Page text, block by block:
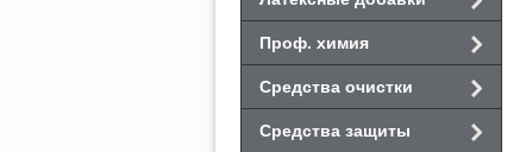
Проф. химия
Средства очистки
Средства защиты